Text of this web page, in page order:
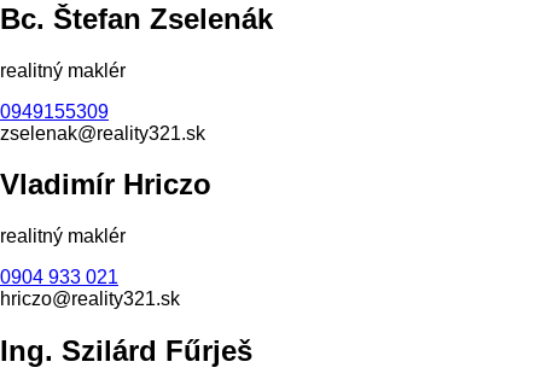
Bc. Štefan Zselenák
realitný maklér
0949155309
zselenak@reality321.sk
Vladimír Hriczo
realitný maklér
0904 933 021
hriczo@reality321.sk
Ing. Szilárd Fűrješ